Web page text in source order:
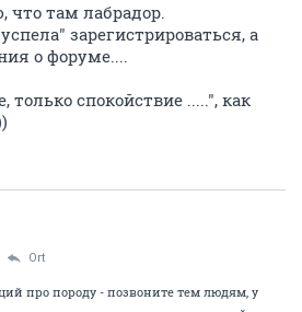
что там лабрадор.
зарегистрироваться, а
о форуме....
только спокойствие .....", как
Ort
про породу - позвоните тем людям, у